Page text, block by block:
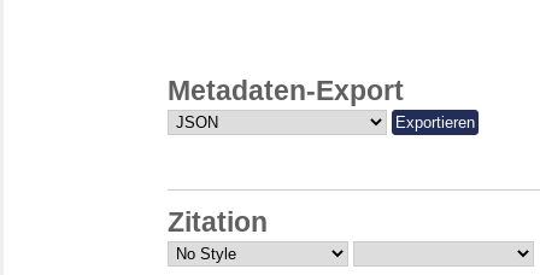
Metadaten-Export
Zitation